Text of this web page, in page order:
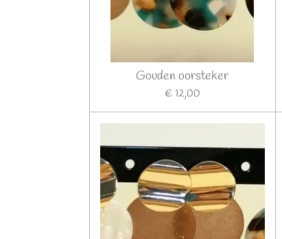
Gouden oorsteker
€ 12,00